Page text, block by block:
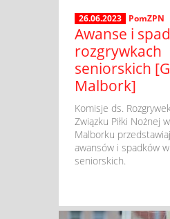
26.06.2023 PomZPN
Awanse i
rozgrywkach
seniorskich
Malbork]
Komisje ds.
Związku Piłki Nożnej
Malborku
awansów i spadków
seniorskich.